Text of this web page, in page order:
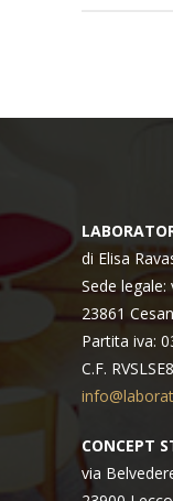
di Elisa
Sede
23861
Partita iva:
C.F.
CONCEPT
via